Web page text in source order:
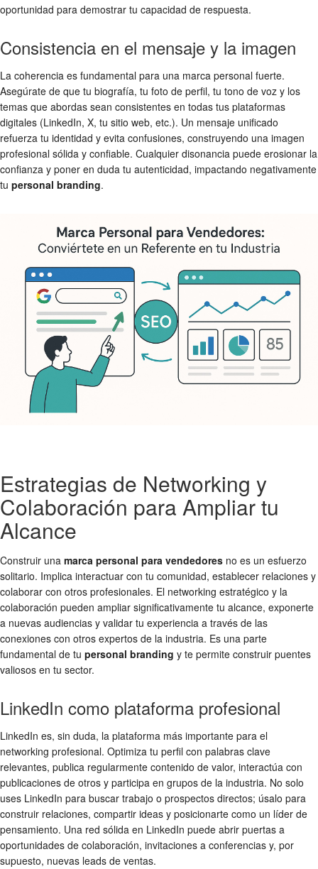
oportunidad para demostrar tu capacidad de respuesta.
Consistencia en el mensaje y la imagen
La coherencia es fundamental para una marca personal fuerte.
Asegúrate de que tu biografía, tu foto de perfil, tu tono de voz y los
temas que abordas sean consistentes en todas tus plataformas
digitales (LinkedIn, X, tu sitio web, etc.). Un mensaje unificado
refuerza tu identidad y evita confusiones, construyendo una imagen
profesional sólida y confiable. Cualquier disonancia puede erosionar la
confianza y poner en duda tu autenticidad, impactando negativamente
tu personal branding.
Estrategias de Networking y
Colaboración para Ampliar tu
Alcance
Construir una marca personal para vendedores no es un esfuerzo
solitario. Implica interactuar con tu comunidad, establecer relaciones y
colaborar con otros profesionales. El networking estratégico y la
colaboración pueden ampliar significativamente tu alcance, exponerte
a nuevas audiencias y validar tu experiencia a través de las
conexiones con otros expertos de la industria. Es una parte
fundamental de tu personal branding y te permite construir puentes
valiosos en tu sector.
LinkedIn como plataforma profesional
LinkedIn es, sin duda, la plataforma más importante para el
networking profesional. Optimiza tu perfil con palabras clave
relevantes, publica regularmente contenido de valor, interactúa con
publicaciones de otros y participa en grupos de la industria. No solo
uses LinkedIn para buscar trabajo o prospectos directos; úsalo para
construir relaciones, compartir ideas y posicionarte como un líder de
pensamiento. Una red sólida en LinkedIn puede abrir puertas a
oportunidades de colaboración, invitaciones a conferencias y, por
supuesto, nuevas leads de ventas.